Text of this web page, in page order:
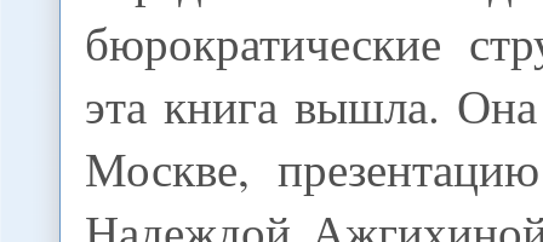
бюрократические
эта книга вышла.
Москве,